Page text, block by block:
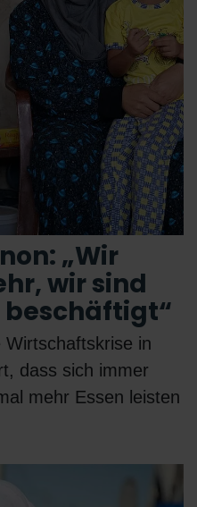
„Wir
wir sind
Wirtschaftskrise in
dass sich immer
mehr Essen leisten